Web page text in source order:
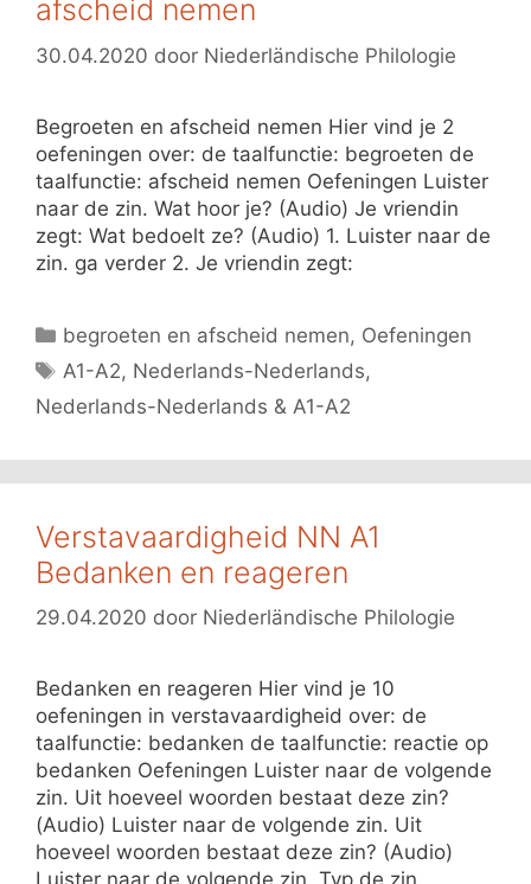
afscheid nemen
30.04.2020 door Niederländische Philologie
Begroeten en afscheid nemen Hier vind je 2
oefeningen over: de taalfunctie: begroeten de
taalfunctie: afscheid nemen Oefeningen Luister
naar de zin. Wat hoor je? (Audio) Je vriendin
zegt: Wat bedoelt ze? (Audio) 1. Luister naar de
zin. ga verder 2. Je vriendin zegt:
Categorieën
begroeten en afscheid nemen, Oefeningen
Tags
A1-A2, Nederlands-Nederlands,
Nederlands-Nederlands & A1-A2
Verstavaardigheid NN A1
Bedanken en reageren
29.04.2020 door Niederländische Philologie
Bedanken en reageren Hier vind je 10
oefeningen in verstavaardigheid over: de
taalfunctie: bedanken de taalfunctie: reactie op
bedanken Oefeningen Luister naar de volgende
zin. Uit hoeveel woorden bestaat deze zin?
(Audio) Luister naar de volgende zin. Uit
hoeveel woorden bestaat deze zin? (Audio)